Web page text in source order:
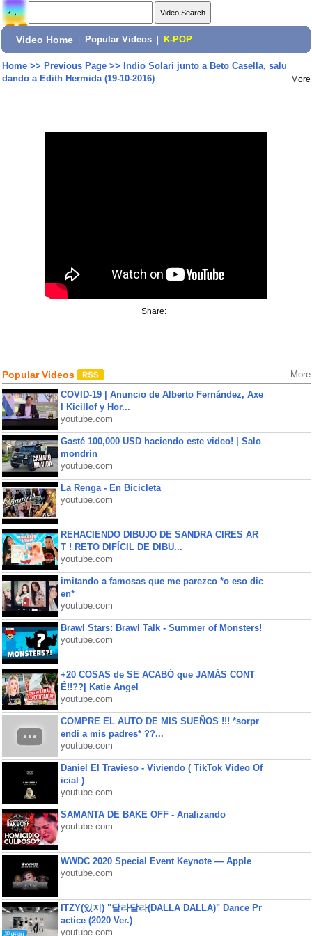
Video Home Popular Videos K-POP
Home>> Previous Page>> Indio Solari junto a Beto Casella, salu
dando a Edith Hermida (19-10-2016)
More
Share:
Popular Videos More
COVID-19 | Anuncio de Alberto Fernández, Axe
l Kicillof y Hor...
youtube.com
Gasté 100,000 USD haciendo este video! | Salo
mondrin
youtube.com
La Renga - En Bicicleta
youtube.com
REHACIENDO DIBUJO DE SANDRA CIRES AR
T ! RETO DIFÍCIL DE DIBU...
youtube.com
imitando a famosas que me parezco *o eso dic
en*
youtube.com
Brawl Stars: Brawl Talk - Summer of Monsters!
youtube.com
+20 COSAS de SE ACABÓ que JAMÁS CONT
É!!??| Katie Angel
youtube.com
COMPRE EL AUTO DE MIS SUEÑOS !!! *sorpr
endi a mis padres* ??...
youtube.com
Daniel El Travieso - Viviendo ( TikTok Video Of
icial )
youtube.com
SAMANTA DE BAKE OFF - Analizando
youtube.com
WWDC 2020 Special Event Keynote — Apple
youtube.com
ITZY(있지) "달라달라(DALLA DALLA)" Dance Pr
actice (2020 Ver.)
youtube.com